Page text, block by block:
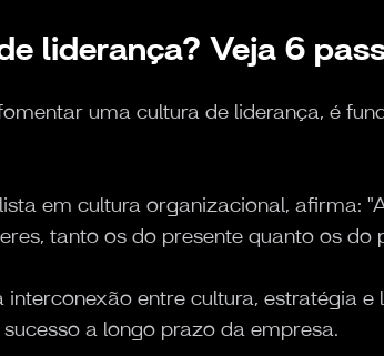
liderança? Veja 6
uma cultura de liderança, é
em cultura organizacional, afirma:
tanto os do presente quanto os do
entre cultura, estratégia
a longo prazo da empresa.